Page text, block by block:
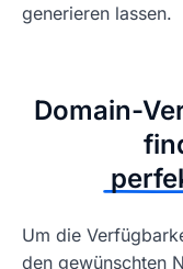
generieren lassen.
Domain-
Um die
den gewünschten